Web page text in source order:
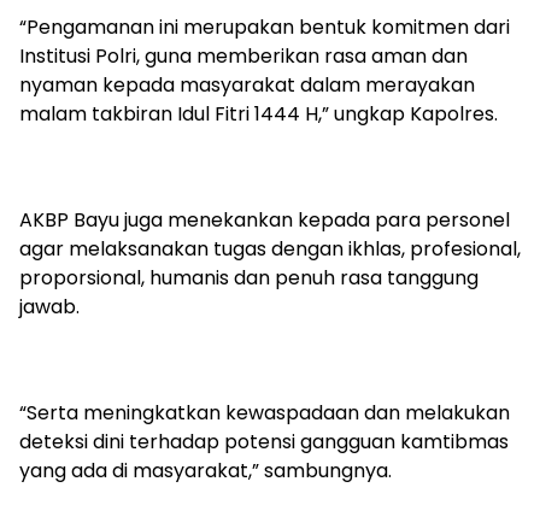
“Pengamanan ini merupakan bentuk komitmen dari
Institusi Polri, guna memberikan rasa aman dan
nyaman kepada masyarakat dalam merayakan
malam takbiran Idul Fitri 1444 H,” ungkap Kapolres.
AKBP Bayu juga menekankan kepada para personel
agar melaksanakan tugas dengan ikhlas, profesional,
proporsional, humanis dan penuh rasa tanggung
jawab.
“Serta meningkatkan kewaspadaan dan melakukan
deteksi dini terhadap potensi gangguan kamtibmas
yang ada di masyarakat,” sambungnya.